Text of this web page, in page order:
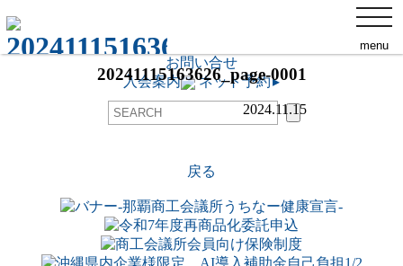
menu
ネット予約
交通アクセス
お問い合せ
ネット予約▸
入会案内
添付ファイル
20241115163626_page-0001
2024.11.15
戻る